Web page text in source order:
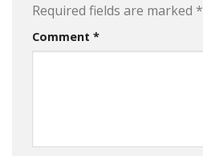
Required fields are marked *
Comment *